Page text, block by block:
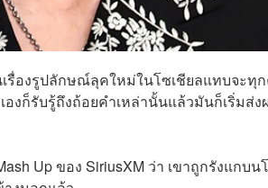
รื่องรูปลักษณ์ลุคใหม่ในโซเชียลแทบจะทุ
งก็รับรู้ถึงถ้อยคำเหล่านั้นแล้วมันก็เริ่มส่ง
Up ของ SiriusXM ว่า เขาถูกรังแกบน